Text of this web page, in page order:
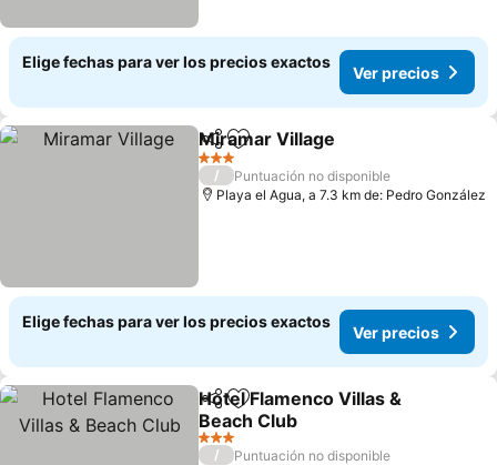
Elige fechas para ver los precios exactos
Ver precios
CompartirAgregar a favoritos
Miramar Village
3 Estrellas
/
Puntuación no disponible
Playa el Agua, a 7.3 km de: Pedro González
Elige fechas para ver los precios exactos
Ver precios
CompartirAgregar a favoritos
Hotel Flamenco Villas &
Beach Club
3 Estrellas
/
Puntuación no disponible